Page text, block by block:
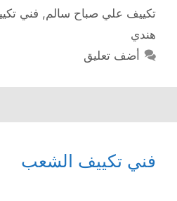
تكييف علي صباح سالم, فني
هندي
أضف تعليق
فني تكييف الشعب